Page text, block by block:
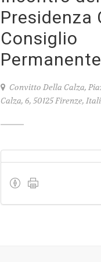
Presidenza
Consiglio
Permanente
Convitto Della Calza,
Calza, 6, 50125 Firenze,